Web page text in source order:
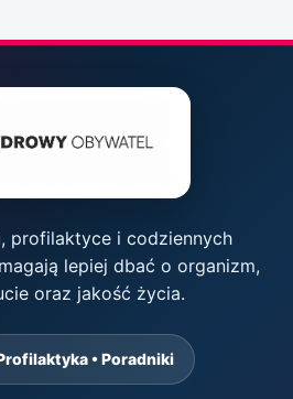
profilaktyce i codziennych
lepiej dbać o organizm,
oraz jakość życia.
• Poradniki